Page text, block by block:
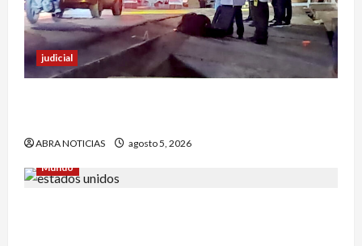
judicial
ABRA NOTICIAS
agosto 5, 2026
Mundo